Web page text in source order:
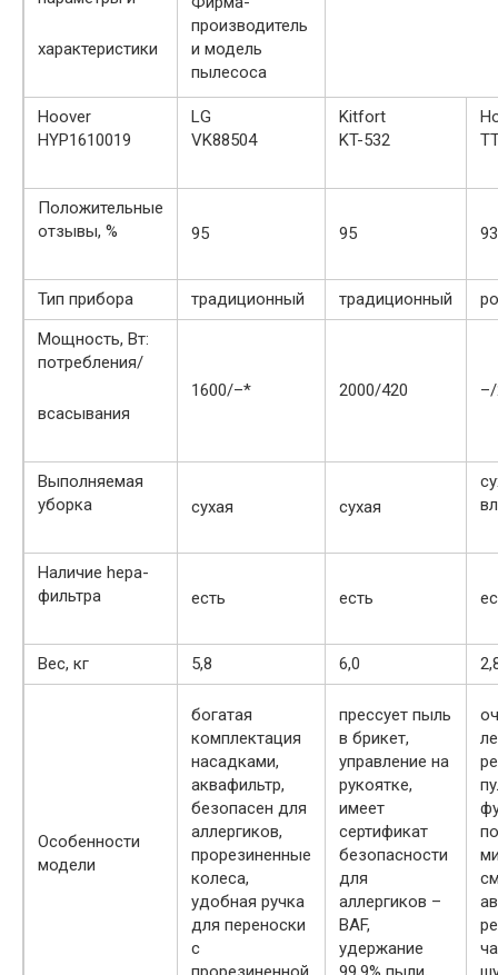
характеристики
производитель
и модель
пылесоса
Hoover
HYP1610019
LG
VK88504
Kitfort
KT-532
Положительные
отзывы, %
95 95 93
Тип прибора традиционный традиционный
Мощность, Вт:
потребления/
всасывания
1600/–* 2000/420
Выполняемая
уборка
сухая сухая
Наличие heра-
фильтра
есть есть
Вес, кг 5,8 6,0
Особенности
модели
богатая
комплектация
насадками,
аквафильтр,
безопасен для
аллергиков,
прорезиненные
колеса,
удобная ручка
для переноски
с
прессует пыль
в брикет,
управление на
рукоятке,
имеет
сертификат
безопасности
для
аллергиков –
BAF,
удержание